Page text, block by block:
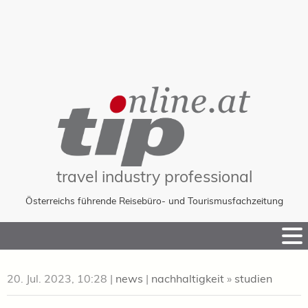
travel industry professional
Österreichs führende Reisebüro- und Tourismusfachzeitung
to
20. Jul. 2023, 10:28 | news | nachhaltigkeit » studien